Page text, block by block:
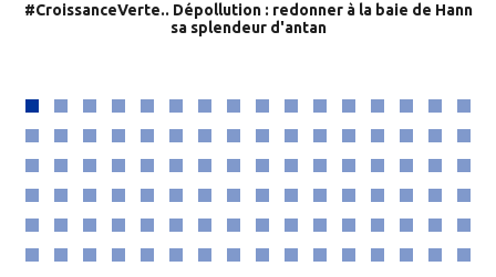
#CroissanceVerte.. Dépollution : redonner à la baie de Hann
sa splendeur d'antan